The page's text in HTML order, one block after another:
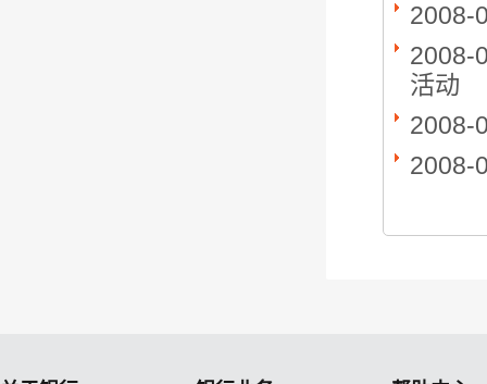
2008-
2008-
活动
2008-
2008-